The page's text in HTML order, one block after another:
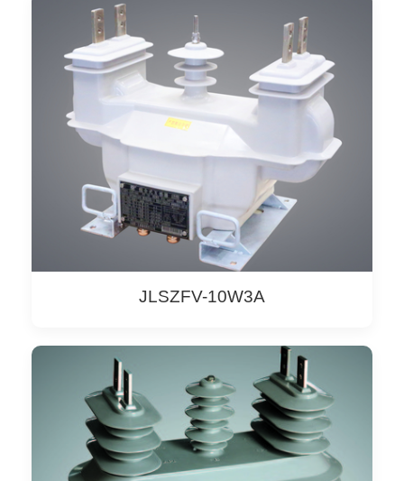
JLSZFV-10W3A